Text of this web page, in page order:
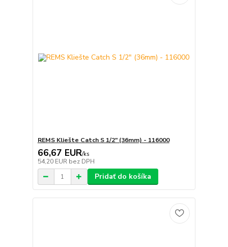
REMS Kliešte Catch S 1/2" (36mm) - 116000
66,67 EUR/ks
54,20 EUR bez DPH
Pridať do košíka